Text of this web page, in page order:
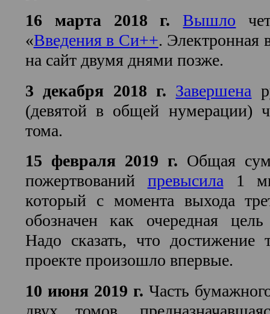
16 марта 2018 г.
Вышло
«Введения в Си++. Электронная
на сайт двумя днями позже.
3 декабря 2018 г. Завершена
(девятой в общей нумерации)
тома.
15 февраля 2019 г. Общая
пожертвований превысила1
который с момента выхода
обозначен как очередная цель
Надо сказать, что достижение
проекте произошло впервые.
10 июня 2019 г. Часть